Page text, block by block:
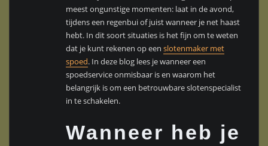
meest ongunstige momenten: laat in de avond,
tijdens een regenbui of juist wanneer je net haast
hebt. In dit soort situaties is het fijn om te weten
dat je kunt rekenen op eenslotenmaker met
spoed. In deze blog lees je wanneer een
spoedservice onmisbaar is en waarom het
belangrijk is om een betrouwbare slotenspecialist
in te schakelen.
Wanneer heb je